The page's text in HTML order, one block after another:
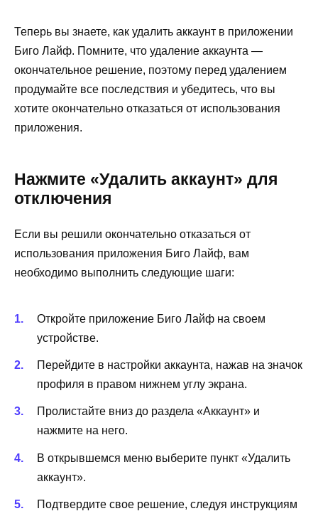
Теперь вы знаете, как удалить аккаунт в приложении
Биго Лайф. Помните, что удаление аккаунта —
окончательное решение, поэтому перед удалением
продумайте все последствия и убедитесь, что вы
хотите окончательно отказаться от использования
приложения.
Нажмите «Удалить аккаунт» для
отключения
Если вы решили окончательно отказаться от
использования приложения Биго Лайф, вам
необходимо выполнить следующие шаги:
Откройте приложение Биго Лайф на своем
устройстве.
Перейдите в настройки аккаунта, нажав на значок
профиля в правом нижнем углу экрана.
Пролистайте вниз до раздела «Аккаунт» и
нажмите на него.
В открывшемся меню выберите пункт «Удалить
аккаунт».
Подтвердите свое решение, следуя инструкциям